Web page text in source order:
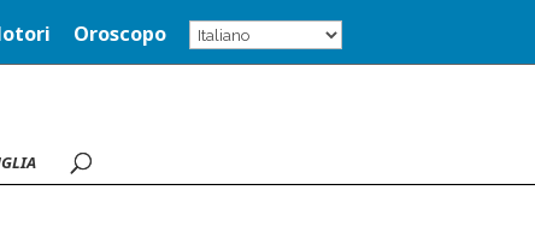
Oroscopo